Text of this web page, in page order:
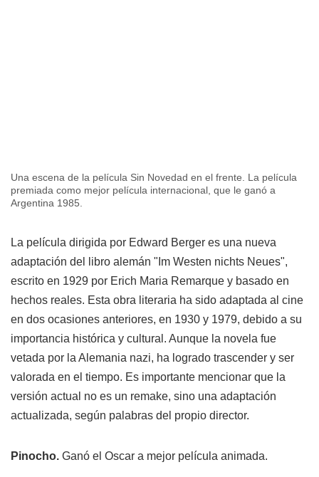
Una escena de la película Sin Novedad en el frente. La película
premiada como mejor película internacional, que le ganó a
Argentina 1985.
La película dirigida por Edward Berger es una nueva
adaptación del libro alemán "Im Westen nichts Neues",
escrito en 1929 por Erich Maria Remarque y basado en
hechos reales. Esta obra literaria ha sido adaptada al cine
en dos ocasiones anteriores, en 1930 y 1979, debido a su
importancia histórica y cultural. Aunque la novela fue
vetada por la Alemania nazi, ha logrado trascender y ser
valorada en el tiempo. Es importante mencionar que la
versión actual no es un remake, sino una adaptación
actualizada, según palabras del propio director.
Pinocho. Ganó el Oscar a mejor película animada.